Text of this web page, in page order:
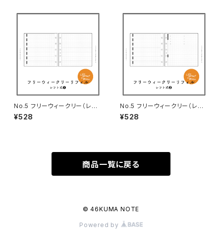
No.5 フリーウィークリー（レフト
式❶・M5スクエアサイズ）
¥528
No.5 フリーウィークリー（レフト
式❷・M5スクエアサイズ）
¥528
商品一覧に戻る
© 46KUMA NOTE
Powered by